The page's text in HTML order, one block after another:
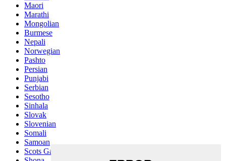
Maori
Marathi
Mongolian
Burmese
Nepali
Norwegian
Pashto
Persian
Punjabi
Serbian
Sesotho
Sinhala
Slovak
Slovenian
Somali
Samoan
Scots Gaelic